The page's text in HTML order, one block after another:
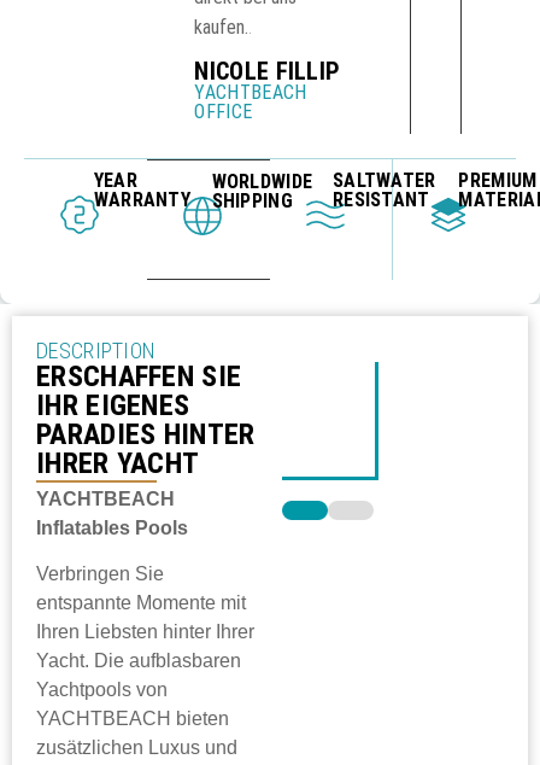
kaufen.
NICOLE FILLIP
YACHTBEACH
OFFICE
YEAR
WARRANTY
WORLDWIDE
SHIPPING
SALTWATER
RESISTANT
PREMIUM
DESCRIPTION
ERSCHAFFEN SIE
IHR EIGENES
PARADIES HINTER
IHRER YACHT
YACHTBEACH
Inflatables Pools
Verbringen Sie
entspannte Momente mit
Ihren Liebsten hinter Ihrer
Yacht. Die aufblasbaren
Yachtpools von
YACHTBEACH bieten
zusätzlichen Luxus und